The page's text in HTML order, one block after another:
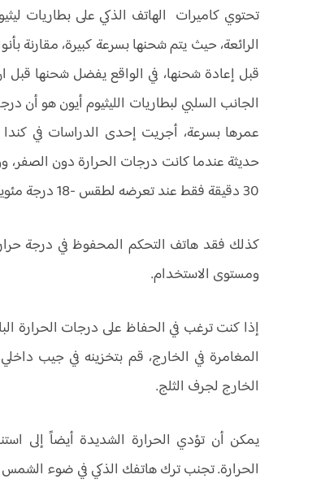
تحتوي كاميرات الهاتف الذكي على بطاريات
الرائعة، حيث يتم شحنها بسرعة كبيرة، مقارنة
قبل إعادة شحنها، في الواقع يفضل شحنها قبل
الجانب السلبي لبطاريات الليثيوم أيون هو
عمرها بسرعة، أجريت إحدى الدراسات في كندا
30 دقيقة فقط عند تعرضه لطقس -18 درجة مئوية.
ومستوى الاستخدام.
إذا كنت ترغب في الحفاظ على درجات الحرارة
المغامرة في الخارج، قم بتخزينه في جيب
الخارج لجرف الثلج.
يمكن أن تؤدي الحرارة الشديدة أيضاً إلى
الحرارة. تجنب ترك هاتفك الذكي في ضوء الشمس